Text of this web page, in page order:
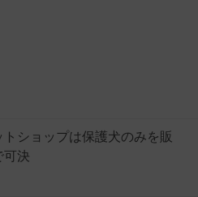
トショップは保護犬のみを販
可決